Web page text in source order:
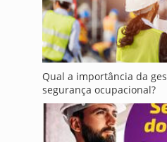
Qual a importância da
segurança ocupacional?